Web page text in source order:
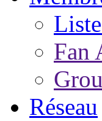
Fan
Réseau